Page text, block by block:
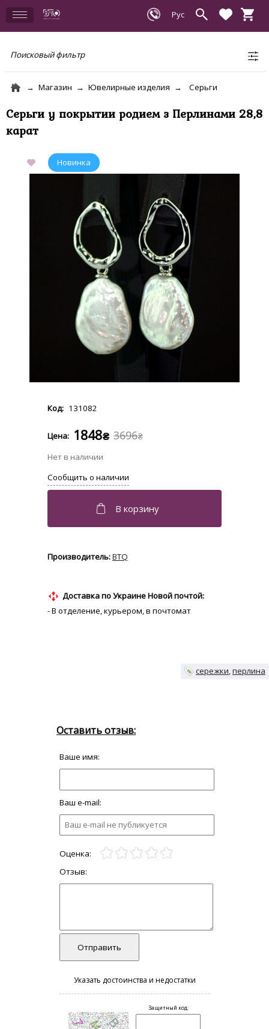
Поисковый фильтр
Магазин Ювелирные изделия Серьги
Серьги у покрытии родием з Перлинами 28,8
карат
131082
3696₴
1848₴
BTQ
Доставка по Украине Новой почтой:
- В отделение, курьером, в почтомат
сережки перлина